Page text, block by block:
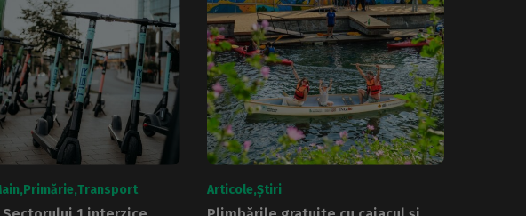
Primărie Transport Articole Știri